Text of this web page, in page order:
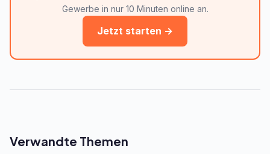
Gewerbe in nur 10 Minuten online an.
Jetzt starten →
Verwandte Themen